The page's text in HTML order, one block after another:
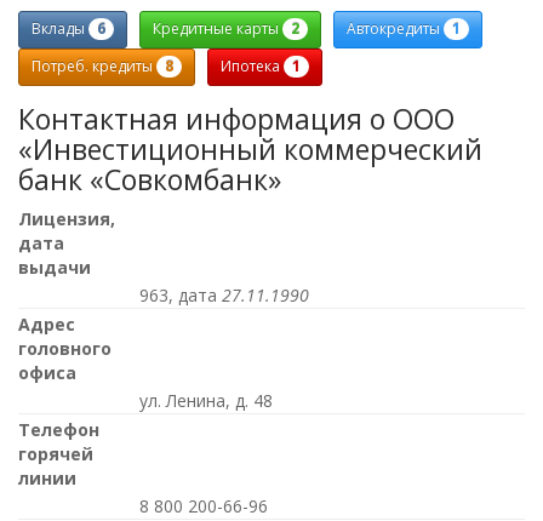
Вклады 6 Кредитные карты 2 Автокредиты 1
Потреб. кредиты 8 Ипотека 1
Контактная информация о ООО
«Инвестиционный коммерческий
банк «Совкомбанк»
Лицензия,
дата
выдачи
963, дата 27.11.1990
Адрес
головного
офиса
ул. Ленина, д. 48
Телефон
горячей
линии
8 800 200-66-96